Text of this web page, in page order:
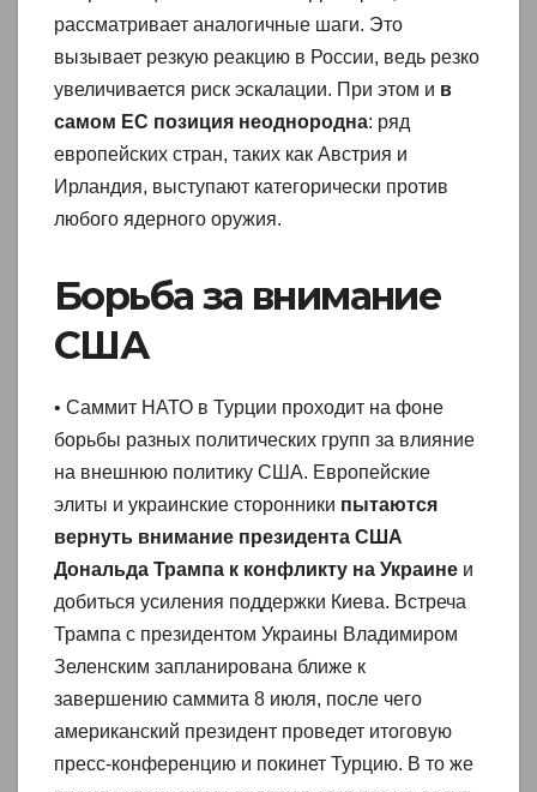
рассматривает аналогичные шаги. Это
вызывает резкую реакцию в России, ведь резко
увеличивается риск эскалации. При этом и в
самом ЕС позиция неоднородна: ряд
европейских стран, таких как Австрия и
Ирландия, выступают категорически против
любого ядерного оружия.
Борьба за внимание
США
• Саммит НАТО в Турции проходит на фоне
борьбы разных политических групп за влияние
на внешнюю политику США. Европейские
элиты и украинские сторонники пытаются
вернуть внимание президента США
Дональда Трампа к конфликту на Украине и
добиться усиления поддержки Киева. Встреча
Трампа с президентом Украины Владимиром
Зеленским запланирована ближе к
завершению саммита 8 июля, после чего
американский президент проведет итоговую
пресс-конференцию и покинет Турцию. В то же